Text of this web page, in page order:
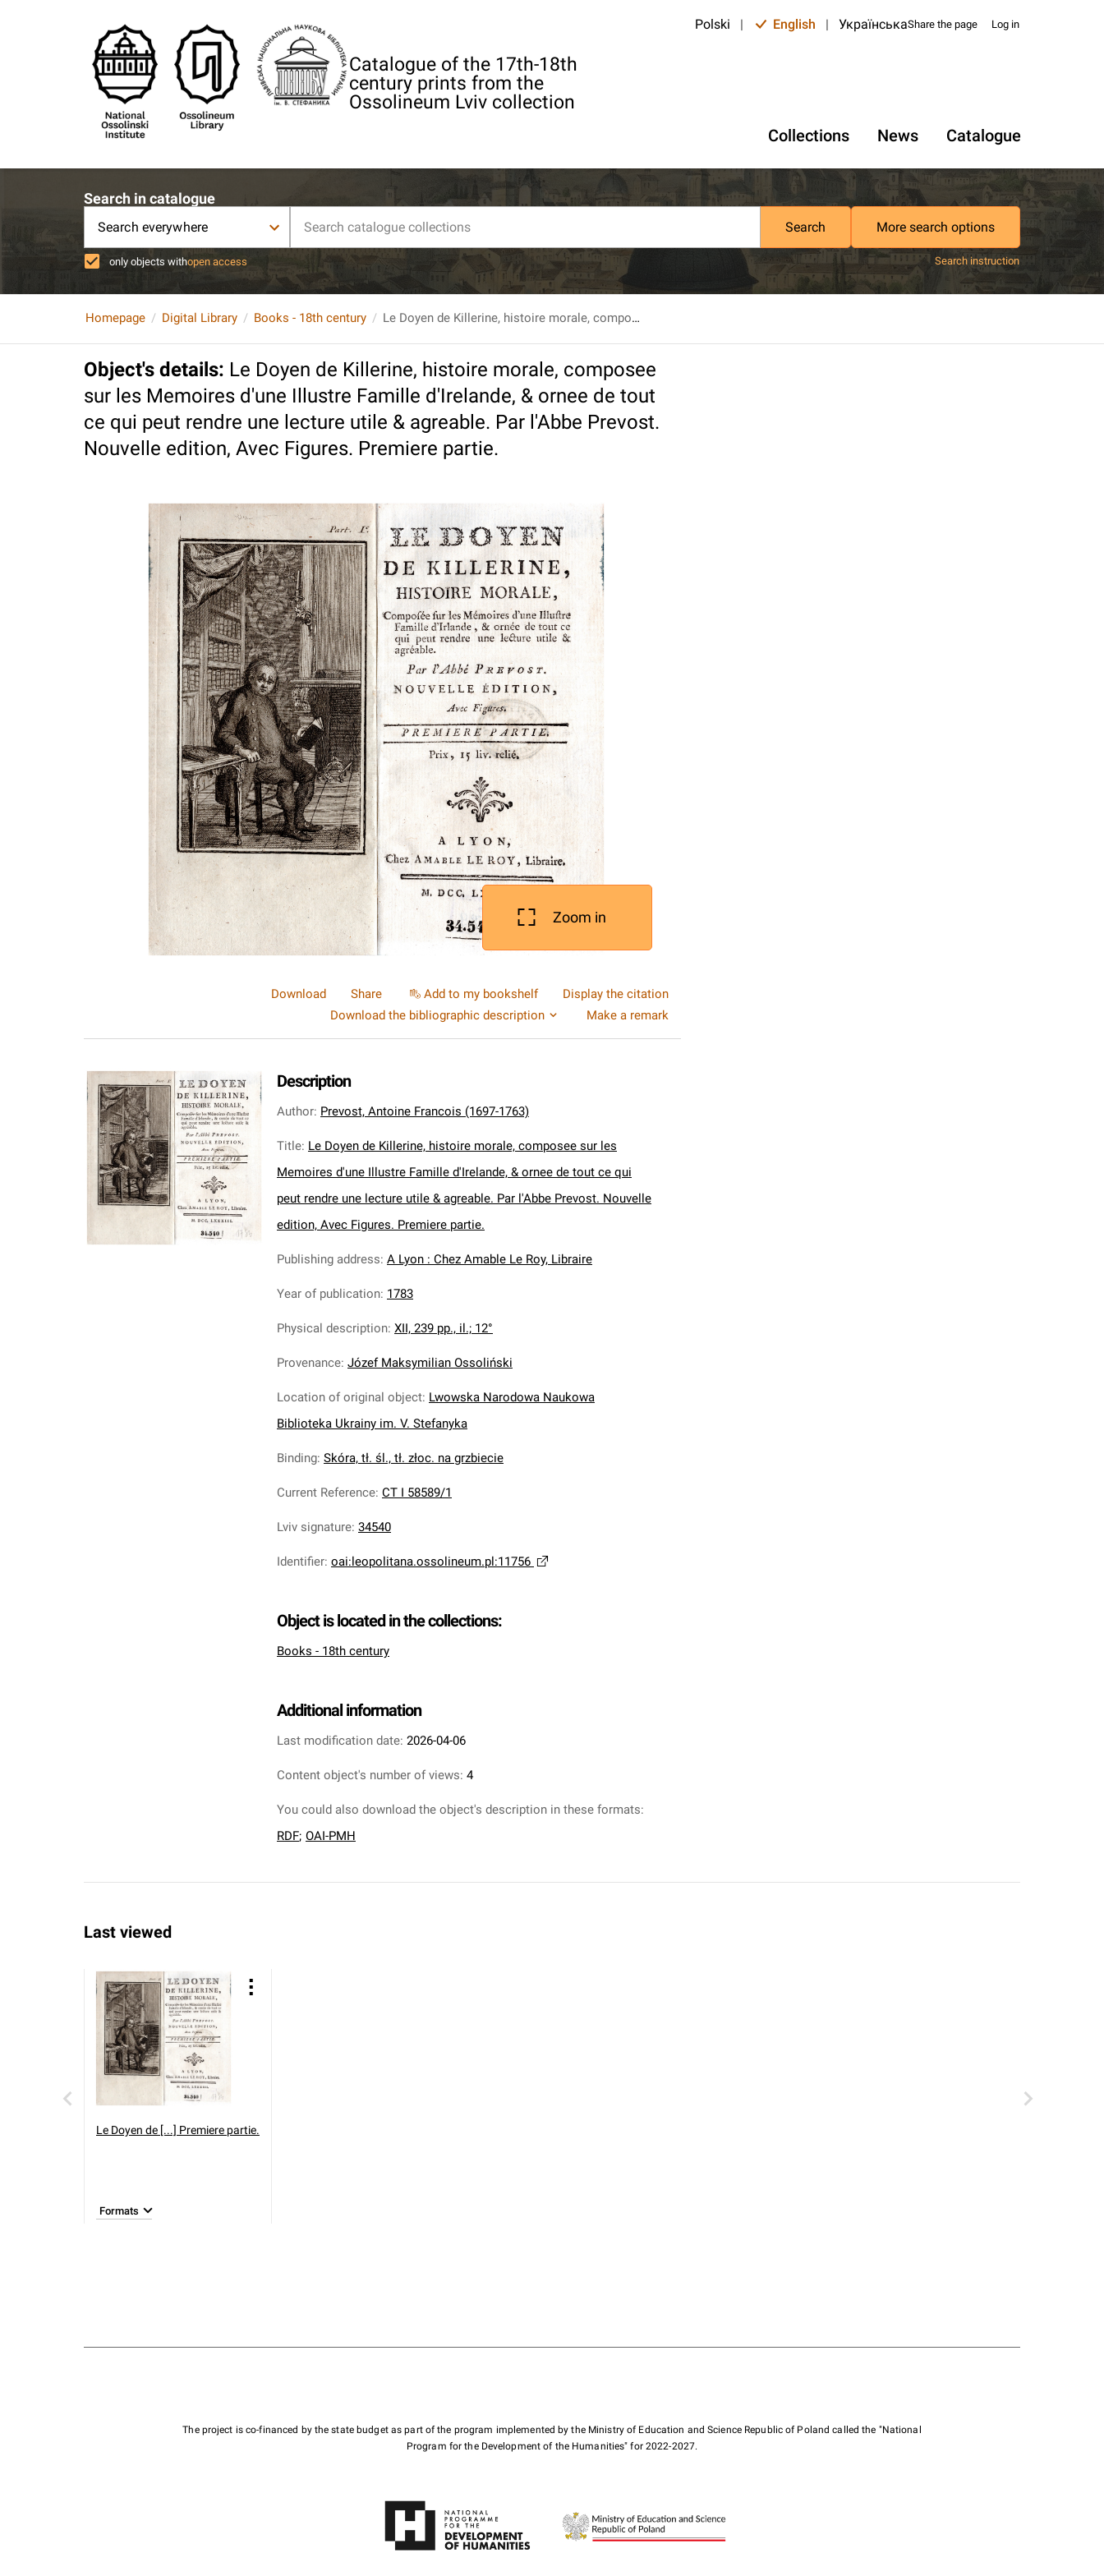
Catalogue of the 17th-18th
century prints from the
Ossolineum Lviv collection
Polski | English | УкраїнськаShare the page Log in
Collections News Catalogue
Search in catalogue
Search everywhere Search More search options
only objects withopen access Search instruction
Homepage Digital Library Books - 18th century Le Doyen de Killerine, histoire morale, composee sur les Memoires d'une Illustre Famille d'Irelande, & ornee de tout ce qui peut rendre une lecture utile & agreable. Par l'Abbe Prevost. Nouvelle edition, Avec Figures. Premiere partie.
Object's details: Le Doyen de Killerine, histoire morale, composee
sur les Memoires d'une Illustre Famille d'Irelande, & ornee de tout
ce qui peut rendre une lecture utile & agreable. Par l'Abbe Prevost.
Nouvelle edition, Avec Figures. Premiere partie.
Zoom in
Download Share Add to my bookshelf
Display the citation
Download the bibliographic description
Make a remark
Description
Author: Prevost, Antoine Francois (1697-1763)
Title: Le Doyen de Killerine, histoire morale, composee sur les
Memoires d'une Illustre Famille d'Irelande, & ornee de tout ce qui
peut rendre une lecture utile & agreable. Par l'Abbe Prevost. Nouvelle
edition, Avec Figures. Premiere partie.
Publishing address: A Lyon : Chez Amable Le Roy, Libraire
Year of publication: 1783
Physical description: XII, 239 pp., il.; 12°
Provenance: Józef Maksymilian Ossoliński
Location of original object: Lwowska Narodowa Naukowa
Biblioteka Ukrainy im. V. Stefanyka
Binding: Skóra, tł. śl., tł. złoc. na grzbiecie
Current Reference: CT I 58589/1
Lviv signature: 34540
Identifier: oai:leopolitana.ossolineum.pl:11756
Object is located in the collections:
Books - 18th century
Additional information
Last modification date: 2026-04-06
Content object's number of views: 4
You could also download the object's description in these formats:
RDF; OAI-PMH
Last viewed
Le Doyen de [...] Premiere partie.
Formats
The project is co-financed by the state budget as part of the program implemented by the Ministry of Education and Science Republic of Poland called the "National
Program for the Development of the Humanities" for 2022-2027.